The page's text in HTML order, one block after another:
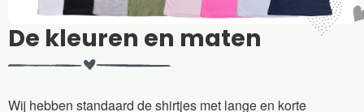
De kleuren en maten
Wij hebben standaard de shirtjes met lange en korte